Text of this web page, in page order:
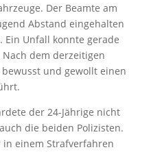
Der Beamte am
Abstand eingehalten
Unfall konnte gerade
dem derzeitigen
und gewollt einen
der 24-Jährige nicht
die beiden Polizisten.
einem Strafverfahren